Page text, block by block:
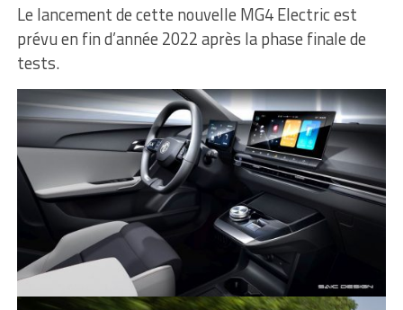
Le lancement de cette nouvelle MG4 Electric est
prévu en fin d’année 2022 après la phase finale de
tests.